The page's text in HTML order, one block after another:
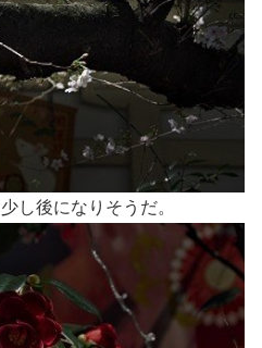
し後になりそうだ。